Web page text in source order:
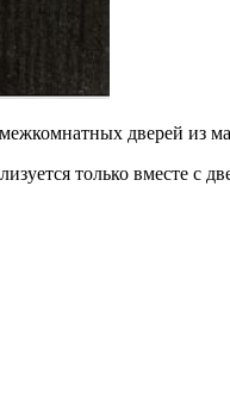
дверей из
только вместе с